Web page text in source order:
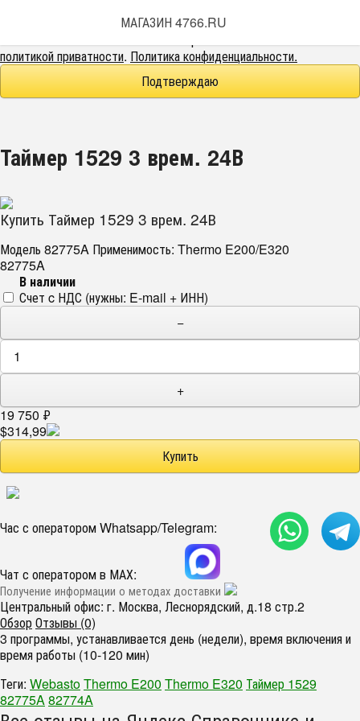
При использовании данного сайта вы подтверждаете свое
политикой приватности. Политика конфиденциальности.
Подтверждаю
МАГАЗИН 4766.RU
Таймер 1529 3 врем. 24В
Купить Таймер 1529 3 врем. 24В
Модель 82775A Применимость: Thermo E200/E320
82775A
В наличии
Счет c НДС (нужны: E-mail + ИНН)
−
+
19 750 ₽
$314,99
Час с оператором Whatsapp/Telegram:
Чат с оператором в МАХ:
Получение информации о методах доставки
Центральный офис: г. Москва, Леснорядский, д.18 стр.2
ОбзорОтзывы (0)
3 программы, устанавливается день (недели), время включения и
время работы (10-120 мин)
Теги: WebastoThermo E200 Thermo E320 Таймер 1529
82775A82774A